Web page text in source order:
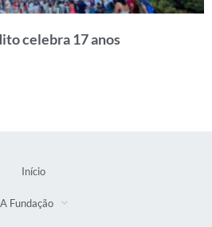
celebra 17 anos
Início
A Fundação